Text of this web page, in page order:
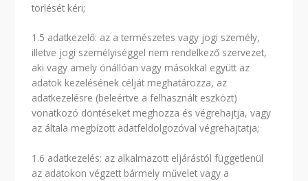
törlését kéri;
1.5 adatkezelő: az a természetes vagy jogi személy,
illetve jogi személyiséggel nem rendelkező szervezet,
aki vagy amely önállóan vagy másokkal együtt az
adatok kezelésének célját meghatározza, az
adatkezelésre (beleértve a felhasznált eszközt)
vonatkozó döntéseket meghozza és végrehajtja, vagy
az általa megbízott adatfeldolgozóval végrehajtatja;
1.6 adatkezelés: az alkalmazott eljárástól függetlenül
az adatokon végzett bármely művelet vagy a